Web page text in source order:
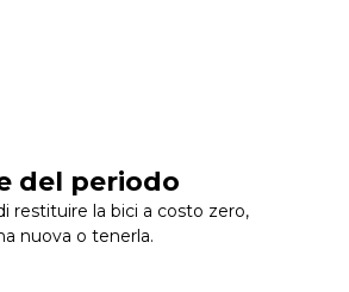
del periodo
restituire la bici a costo zero,
nuova o tenerla.